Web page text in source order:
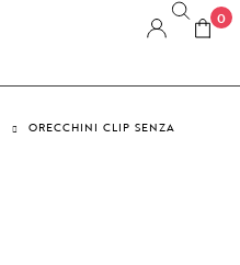
0
ORECCHINI CLIP SENZA